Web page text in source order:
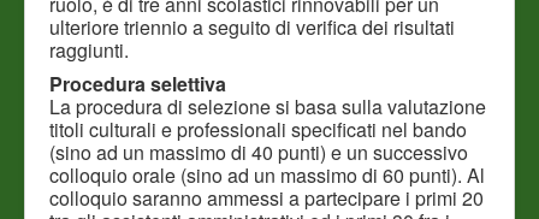
ulteriore triennio a seguito di verifica dei risultati
raggiunti.
Procedura selettiva
La procedura di selezione si basa sulla valutazione
titoli culturali e professionali specificati nel bando
(sino ad un massimo di 40 punti) e un successivo
colloquio orale (sino ad un massimo di 60 punti). Al
colloquio saranno ammessi a partecipare i primi 20